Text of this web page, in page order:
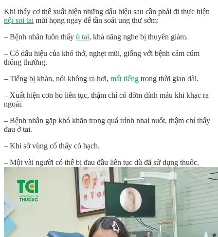
Khi thấy cơ thể xuất hiện những dấu hiệu sau cần phải đi thực hiện
nội soi tai mũi họng ngay để tần soát ung thư sớm:
– Bệnh nhân luôn thấy ù tai, khả năng nghe bị thuyên giảm.
– Có dấu hiệu của khó thở, nghẹt mũi, giống với bệnh cảm cúm
thông thường.
– Tiếng bị khàn, nói không ra hơi, mất tiếng trong thời gian dài.
– Xuất hiện cơn ho liên tục, thậm chí có đờm dính máu khi khạc ra
ngoài.
– Bệnh nhân gặp khó khăn trong quá trình nhai nuốt, thậm chí thấy
đau ở tai.
– Khi sờ vùng cổ thấy có hạch.
– Một vài người có thể bị đau đầu liên tục dù đã sử dụng thuốc.